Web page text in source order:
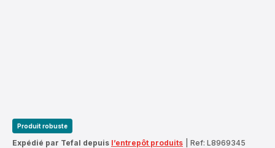
Produit robuste
Expédié par Tefal depuis l’entrepôt produits Ref: L8969345